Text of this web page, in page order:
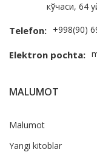
кўчаси, 64
Telefon: +998(90)
Elektron pochta:
MALUMOT
Malumot
Yangi kitoblar